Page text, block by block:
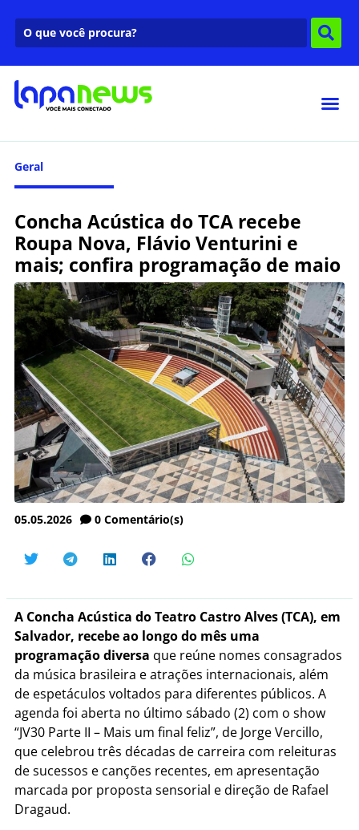
Geral
Concha Acústica do TCA recebe
Roupa Nova, Flávio Venturini e
mais; confira programação de maio
05.05.2026 0 Comentário(s)
A Concha Acústica do Teatro Castro Alves (TCA), em
Salvador, recebe ao longo do mês uma
programação diversa que reúne nomes consagrados
da música brasileira e atrações internacionais, além
de espetáculos voltados para diferentes públicos. A
agenda foi aberta no último sábado (2) com o show
“JV30 Parte II – Mais um final feliz”, de Jorge Vercillo,
que celebrou três décadas de carreira com releituras
de sucessos e canções recentes, em apresentação
marcada por proposta sensorial e direção de Rafael
Dragaud.